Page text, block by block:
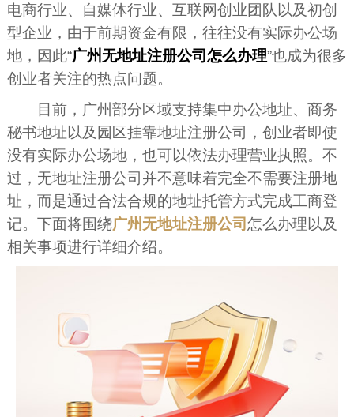
电商行业、自媒体行业、互联网创业团队以及初创
型企业，由于前期资金有限，往往没有实际办公场
地，因此“广州无地址注册公司怎么办理”也成为很多
创业者关注的热点问题。
目前，广州部分区域支持集中办公地址、商务
秘书地址以及园区挂靠地址注册公司，创业者即使
没有实际办公场地，也可以依法办理营业执照。不
过，无地址注册公司并不意味着完全不需要注册地
址，而是通过合法合规的地址托管方式完成工商登
记。下面将围绕广州无地址注册公司 怎么办理以及
相关事项进行详细介绍。